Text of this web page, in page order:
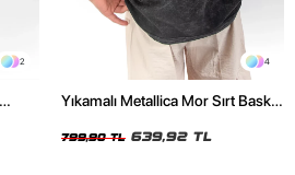
2 4
Yıkamalı Metallica Mor Sırt Baskılı
799,90 TL 639,92 TL